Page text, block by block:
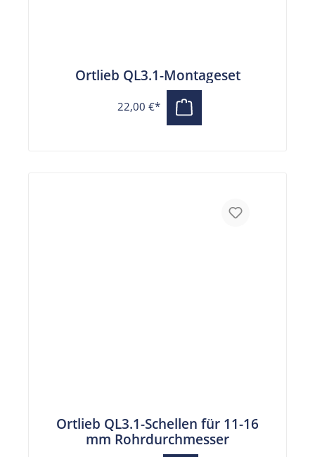
Ortlieb QL3.1-Montageset
22,00 €*
Ortlieb QL3.1-Schellen für 11-16
mm Rohrdurchmesser